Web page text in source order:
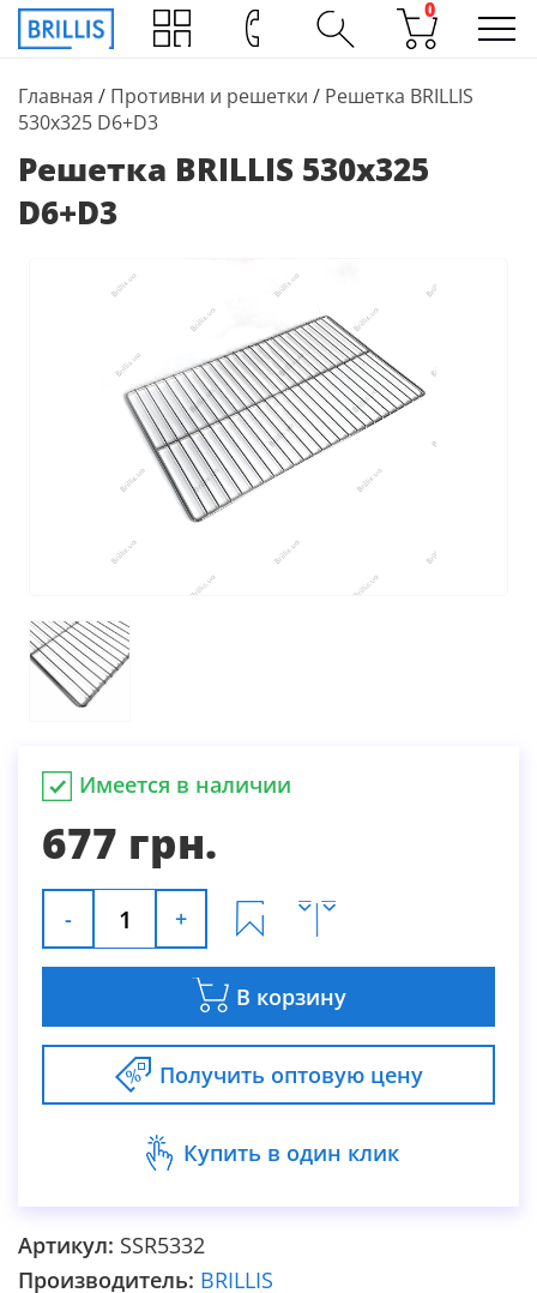
0
Главная / Противни и решетки / Решетка BRILLIS
530х325 D6+D3
Решетка BRILLIS 530х325
D6+D3
Имеется в наличии
677 грн.
- +
В корзину
Получить оптовую цену
Купить в один клик
Артикул: SSR5332
Производитель: BRILLIS